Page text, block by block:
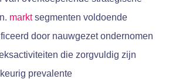
marktsegmenten voldoende
door nauwgezet ondernomen
die zorgvuldig zijn
prevalente